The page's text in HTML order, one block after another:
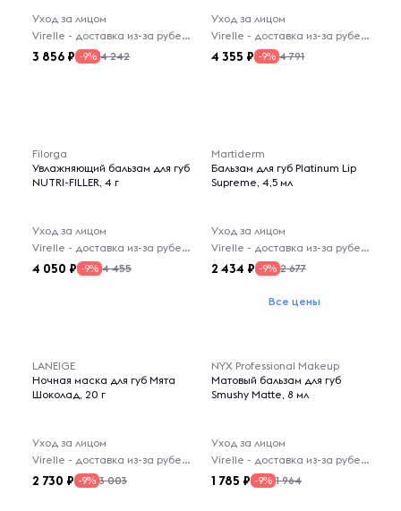
Уход за лицом
Virelle - доставка из-за рубежа
3 856 -9% 4 242
Уход за лицом
Virelle - доставка из-за рубежа
4 355 -9% 4 791
Filorga
Увлажняющий бальзам для губ
NUTRI-FILLER, 4 г
Уход за лицом
Virelle - доставка из-за рубежа
4 050 -9% 4 455
Martiderm
Бальзам для губ Platinum Lip
Supreme, 4,5 мл
Уход за лицом
Virelle - доставка из-за рубежа
2 434 -9% 2 677
Все цены
LANEIGE
Ночная маска для губ Мята
Шоколад, 20 г
Уход за лицом
Virelle - доставка из-за рубежа
2 730 -9% 3 003
NYX Professional Makeup
Матовый бальзам для губ
Smushy Matte, 8 мл
Уход за лицом
Virelle - доставка из-за рубежа
1 785 -9% 1 964